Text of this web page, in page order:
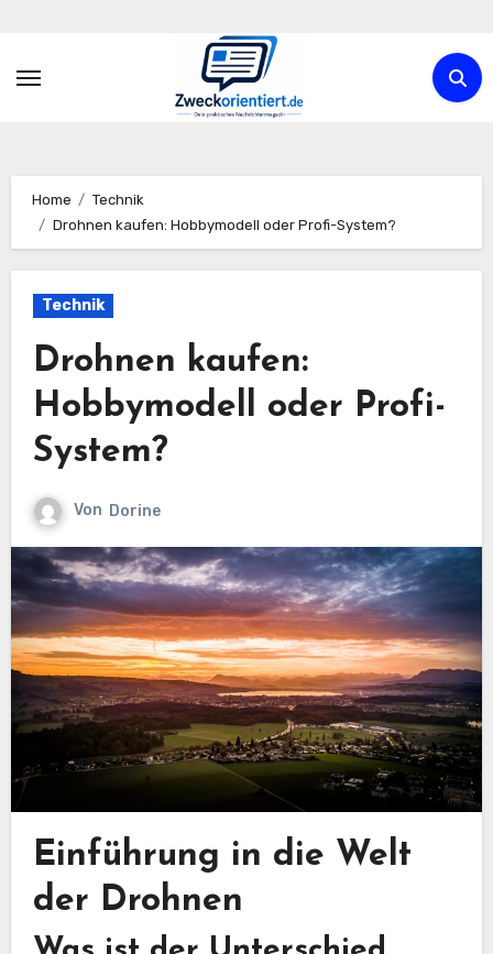
springen
Home
Technik
Drohnen kaufen: Hobbymodell oder Profi-System?
Technik
Drohnen kaufen:
Hobbymodell oder Profi-
System?
Von Dorine
Einführung in die Welt
der Drohnen